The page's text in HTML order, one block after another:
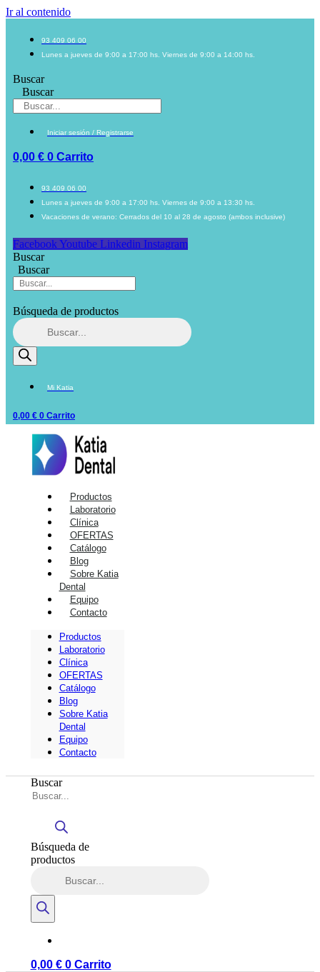
Ir al contenido
93 409 06 00
Lunes a jueves de 9:00 a 17:00 hs. Viernes de 9:00 a 14:00 hs.
Buscar
Buscar
Iniciar sesión / Registrarse
0,00 € 0 Carrito
93 409 06 00
Lunes a jueves de 9:00 a 17:00 hs. Viernes de 9:00 a 13:30 hs.
Vacaciones de verano: Cerrados del 10 al 28 de agosto (ambos inclusive)
Facebook Youtube Linkedin Instagram
Buscar
Buscar
Búsqueda de productos
Mi Katia
0,00 € 0 Carrito
Productos
Laboratorio
Clínica
OFERTAS
Catálogo
Blog
Sobre Katia
Dental
Equipo
Contacto
Productos
Laboratorio
Clínica
OFERTAS
Catálogo
Blog
Sobre Katia
Dental
Equipo
Contacto
Buscar
Búsqueda de
productos
0,00 € 0 Carrito